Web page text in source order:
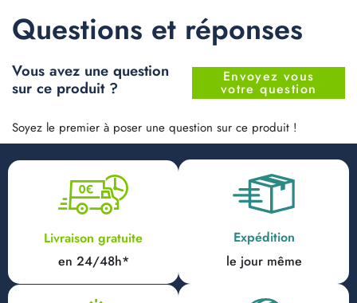
Questions et réponses
Vous avez une question
sur ce produit ?
Envoyez vous
votre question
Soyez le premier à poser une question sur ce produit !
Livraison gratuite
en 24/48h*
Expédition
le jour même